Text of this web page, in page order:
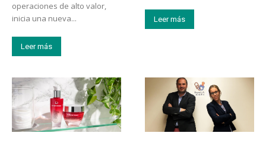
operaciones de alto valor,
inicia una nueva...
Leer más
Leer más